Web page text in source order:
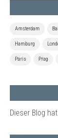
Amsterdam
Hamburg
Paris Prag
Dieser Blog